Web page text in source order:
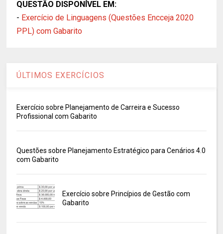
QUESTÃO DISPONÍVEL EM:
- Exercício de Linguagens (Questões Encceja 2020
PPL) com Gabarito
ÚLTIMOS EXERCÍCIOS
Exercício sobre Planejamento de Carreira e Sucesso
Profissional com Gabarito
Questões sobre Planejamento Estratégico para Cenários 4.0
com Gabarito
Exercício sobre Princípios de Gestão com
Gabarito